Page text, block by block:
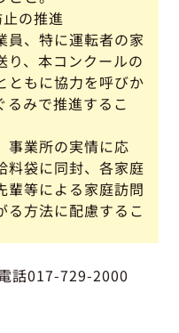
止の推進
、特に運転者の家
り、本コンクールの
ともに協力を呼びか
るみで推進するこ
業所の実情に応
料袋に同封、各家庭
輩等による家庭訪問
る方法に配慮するこ
話017-729-2000